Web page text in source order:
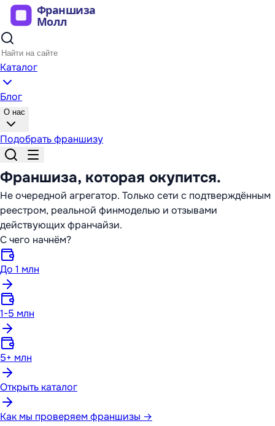
Каталог
Блог
О нас
Подобрать франшизу
Франшиза, которая окупится.
Не очередной агрегатор. Только сети с подтверждённым
реестром, реальной финмоделью и отзывами
действующих франчайзи.
С чего начнём?
До 1 млн
1-5 млн
5+ млн
Открыть каталог
Как мы проверяем франшизы →